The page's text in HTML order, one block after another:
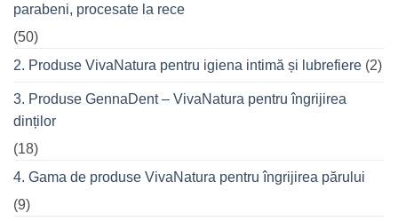
ale
care
seară
cu
în
oraș
parabeni, procesate la rece
(50)
2. Produse VivaNatura pentru igiena intimă și lubrefiere (2)
3. Produse GennaDent – VivaNatura pentru îngrijirea
dinților
(18)
4. Gama de produse VivaNatura pentru îngrijirea părului
(9)